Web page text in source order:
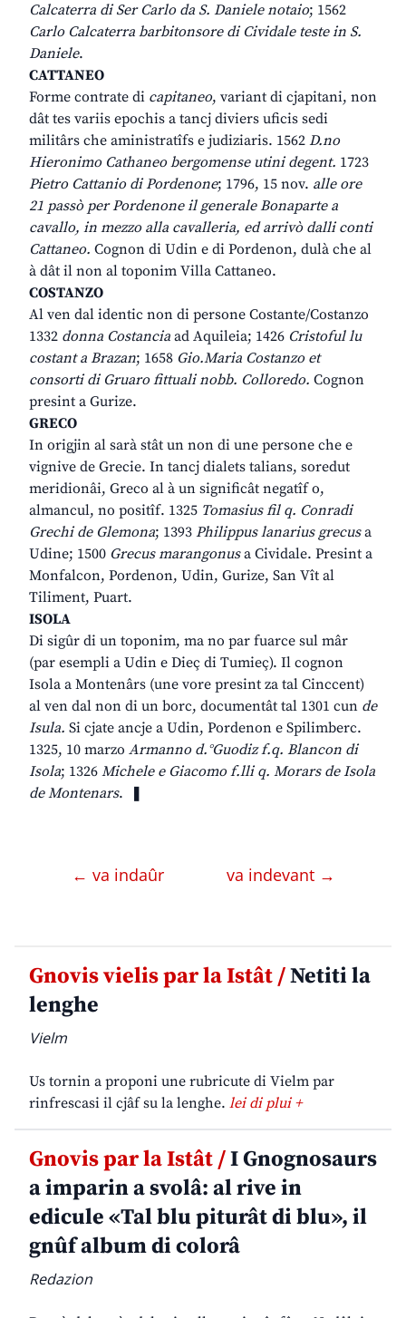
Calcaterra di Ser Carlo da S. Daniele notaio; 1562
Carlo Calcaterra barbitonsore di Cividale teste in S.
Daniele.
CATTANEO
Forme contrate di capitaneo, variant di cjapitani, non
dât tes variis epochis a tancj diviers uficis sedi
militârs che aministratîfs e judiziaris. 1562 D.no
Hieronimo Cathaneo bergomense utini degent. 1723
Pietro Cattanio di Pordenone; 1796, 15 nov. alle ore
21 passò per Pordenone il generale Bonaparte a
cavallo, in mezzo alla cavalleria, ed arrivò dalli conti
Cattaneo. Cognon di Udin e di Pordenon, dulà che al
à dât il non al toponim Villa Cattaneo.
COSTANZO
Al ven dal identic non di persone Costante/Costanzo
1332 donna Costancia ad Aquileia; 1426 Cristoful lu
costant a Brazan; 1658 Gio.Maria Costanzo et
consorti di Gruaro fittuali nobb. Colloredo. Cognon
presint a Gurize.
GRECO
In origjin al sarà stât un non di une persone che e
vignive de Grecie. In tancj dialets talians, soredut
meridionâi, Greco al à un significât negatîf o,
almancul, no positîf. 1325 Tomasius fil q. Conradi
Grechi de Glemona; 1393 Philippus lanarius grecusa
Udine; 1500 Grecus marangonusa Cividale. Presint a
Monfalcon, Pordenon, Udin, Gurize, San Vît al
Tiliment, Puart.
ISOLA
Di sigûr di un toponim, ma no par fuarce sul mâr
(par esempli a Udin e Dieç di Tumieç). Il cognon
Isola a Montenârs (une vore presint za tal Cinccent)
al ven dal non di un borc, documentât tal 1301 cun de
Isula. Si cjate ancje a Udin, Pordenon e Spilimberc.
1325, 10 marzo Armanno d.°Guodiz f.q. Blancon di
Isola; 1326 Michele e Giacomo f.lli q. Morars de Isola
de Montenars. ❚
← va indaûr va indevant →
Gnovis vielis par la Istât /Netiti la
lenghe
Vielm
Us tornin a proponi une rubricute di Vielm par
rinfrescasi il cjâf su la lenghe. lei di plui +
Gnovis par la Istât /I Gnognosaurs
a imparin a svolâ: al rive in
edicule «Tal blu piturât di blu», il
gnûf album di colorâ
Redazion